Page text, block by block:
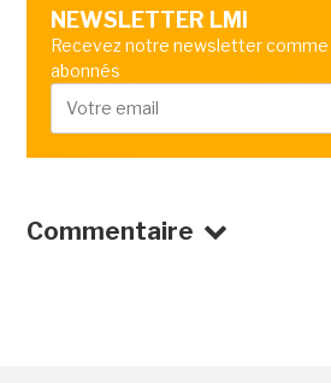
NEWSLETTER LMI
Recevez notre newsletter
abonnés
Commentaire